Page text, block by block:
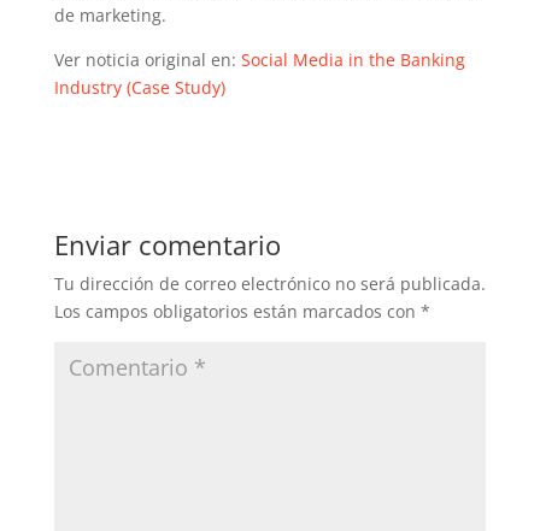
de marketing.
Ver noticia original en: Social Media in the Banking
Industry (Case Study)
Enviar comentario
Tu dirección de correo electrónico no será publicada.
Los campos obligatorios están marcados con *